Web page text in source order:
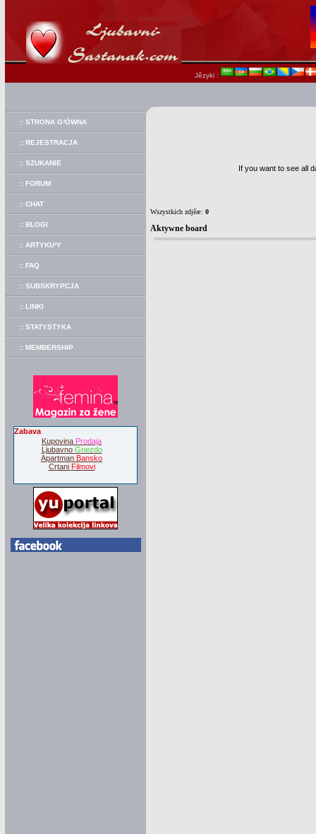
Jêzyki :
:: STRONA G³ÓWNA
:: REJESTRACJA
:: SZUKANIE
:: FORUM
:: CHAT
:: BLOGI
:: ARTYKU³Y
:: FAQ
:: SUBSKRYPCJA
:: LINKI
:: STATYSTYKA
:: MEMBERSHIP
Zabava
Kupovina Prodaja
Ljubavno Gnezdo
Apartman Bansko
Crtani Filmovi
If you want to see all
Wszystkich zdjêæ: 0
Aktywne board